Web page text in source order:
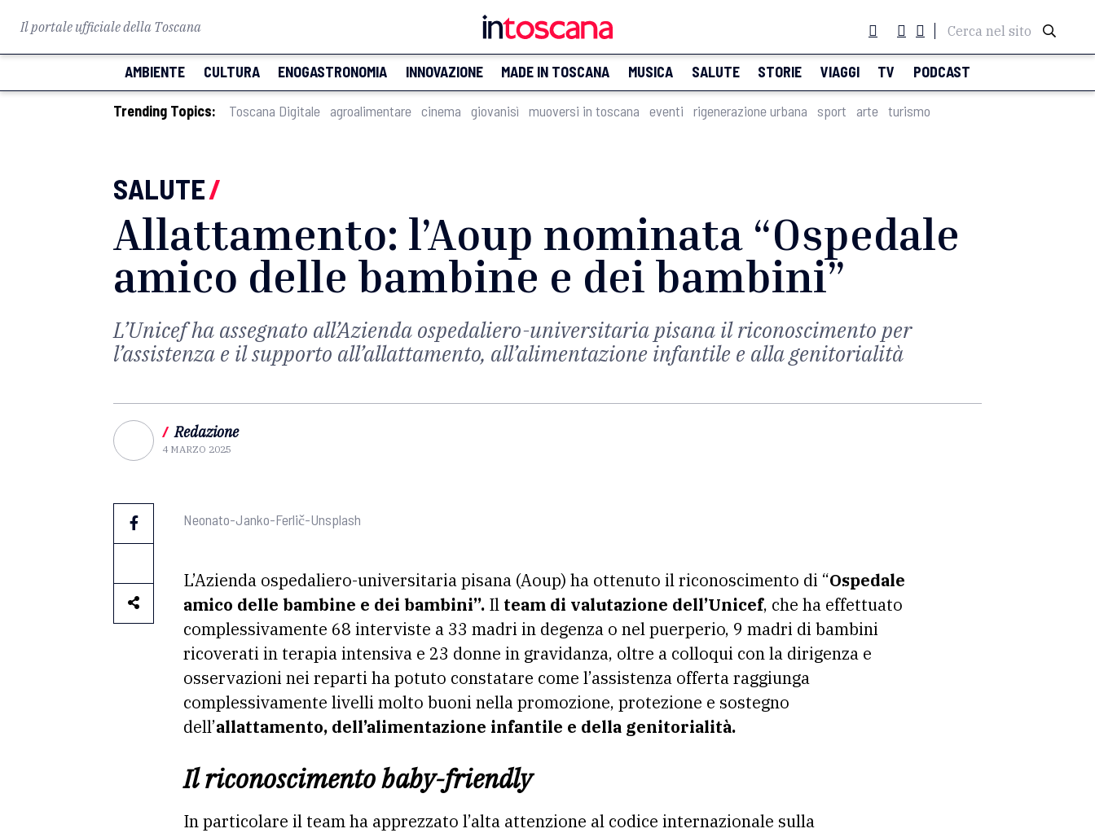
Il portale ufficiale della Toscana Cerca nel sito
AMBIENTE CULTURA ENOGASTRONOMIA INNOVAZIONE MADE IN TOSCANA MUSICA SALUTE STORIE VIAGGI TV PODCAST
Trending Topics: Toscana Digitale agroalimentare cinema giovanisì muoversi in toscana eventi rigenerazione urbana sport arte turismo
SALUTE/
Allattamento: l’Aoup nominata “Ospedale
amico delle bambine e dei bambini”
L’Unicef ha assegnato all’Azienda ospedaliero-universitaria pisana il riconoscimento per
l’assistenza e il supporto all’allattamento, all’alimentazione infantile e alla genitorialità
/ Redazione
4 MARZO 2025
Neonato-Janko-Ferlič-Unsplash
L’Azienda ospedaliero-universitaria pisana (Aoup) ha ottenuto il riconoscimento di “Ospedale
amico delle bambine e dei bambini”. Il team di valutazione dell’Unicef, che ha effettuato
complessivamente 68 interviste a 33 madri in degenza o nel puerperio, 9 madri di bambini
ricoverati in terapia intensiva e 23 donne in gravidanza, oltre a colloqui con la dirigenza e
osservazioni nei reparti ha potuto constatare come l’assistenza offerta raggiunga
complessivamente livelli molto buoni nella promozione, protezione e sostegno
dell’allattamento, dell’alimentazione infantile e della genitorialità.
Il riconoscimento baby-friendly
In particolare il team ha apprezzato l’alta attenzione al codice internazionale sulla